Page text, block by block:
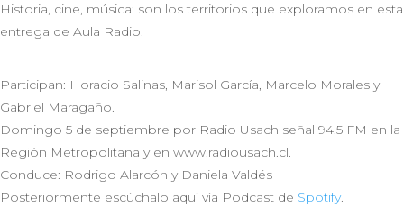
Historia, cine, música: son los territorios que exploramos en esta
entrega de Aula Radio.
Participan: Horacio Salinas, Marisol García, Marcelo Morales y
Gabriel Maragaño.
Domingo 5 de septiembre por Radio Usach señal 94.5 FM en la
Región Metropolitana y en www.radiousach.cl.
Conduce: Rodrigo Alarcón y Daniela Valdés
Posteriormente escúchalo aquí vía Podcast de Spotify.